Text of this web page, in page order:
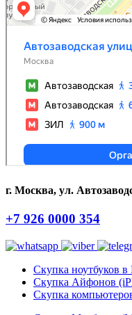
г. Москва, ул.
+7 926 0000 354
Скупка ноутбуков
Скупка Айфонов
Скупка